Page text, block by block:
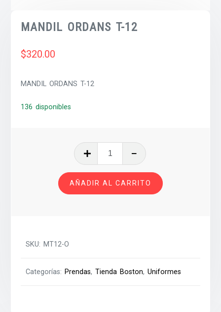
MANDIL ORDANS T-12
$320.00
MANDIL ORDANS T-12
136 disponibles
MANDIL
ORDANS
T-
12
cantidad
AÑADIR AL CARRITO
SKU: MT12-O
Categorías: Prendas,Tienda Boston,Uniformes